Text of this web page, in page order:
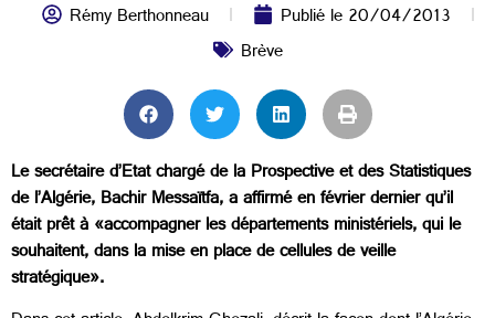
Rémy Berthonneau Publié le20/04/2013
Brève
Le secrétaire d’Etat chargé de la Prospective et des Statistiques
de l’Algérie, Bachir Messaïtfa, a affirmé en février dernier qu’il
était prêt à «accompagner les départements ministériels, qui le
souhaitent, dans la mise en place de cellules de veille
stratégique».